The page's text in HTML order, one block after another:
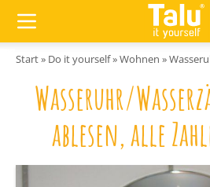
Start» Do it yourself»Wohnen »
Wasseruhr/
ablesen, alle